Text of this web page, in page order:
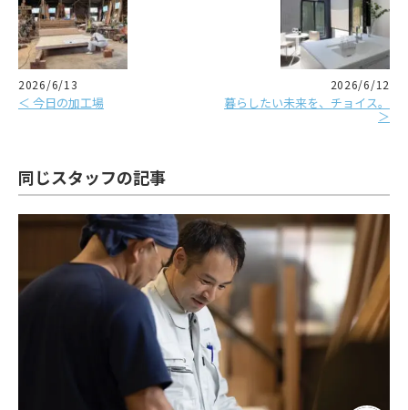
2026/6/13
＜ 今日の加工場
2026/6/12
暮らしたい未来を、チョイス。
＞
同じスタッフの記事